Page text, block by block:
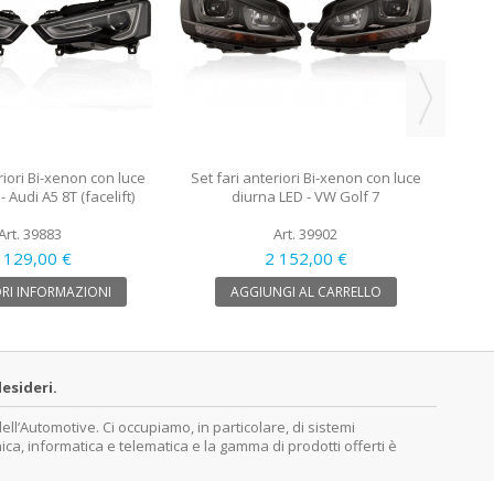
Bi-xenon con luce
Audi A5 8T (facelift)
39883
€
INFORMAZIONI
Set fari anteriori Bi-xenon con luce
diurna LED - VW Golf 7
Art. 39902
2 152,00 €
AGGIUNGI AL CARRELLO
Ci occupiamo, in particolare, di sistemi
informatica e telematica e la gamma di prodotti offerti è